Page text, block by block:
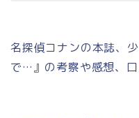
名探偵コナンの本誌、
で…』の考察や感想、口